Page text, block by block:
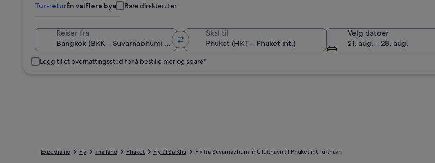
et
Tur-returÉn veiFlere byer Bare direkteruter
Reiser fra Skal til
Velg datoer
21. aug. - 28. aug.
Legg til et overnattingssted for å bestille mer og spare*
Expedia.no Fly Thailand Phuket Fly til Sa Khu Fly fra Suvarnabhumi int. lufthavn til Phuket int. lufthavn